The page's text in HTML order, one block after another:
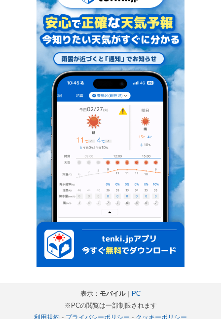
表示： モバイル｜
PC
※PCの閲覧は一部制限されます
利用規約 - プライバシーポリシー - クッキーポリシー